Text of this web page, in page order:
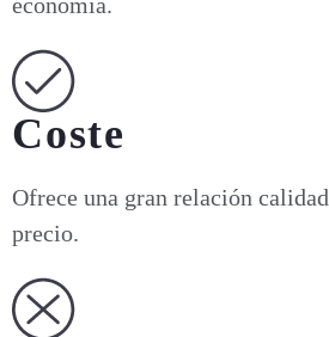
Coste
Ofrece una gran relación calidad
precio.